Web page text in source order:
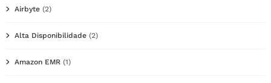
Airbyte (2)
Alta Disponibilidade (2)
Amazon EMR (1)